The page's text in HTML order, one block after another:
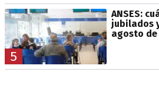
5
ANSES:
jubilados
agosto de